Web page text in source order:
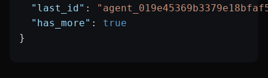
  "last_id"
:
  "has_more"
: true
}